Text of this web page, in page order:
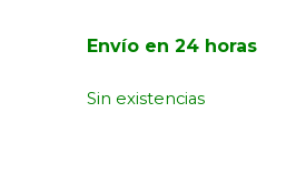
Envío en 24 horas
Sin existencias